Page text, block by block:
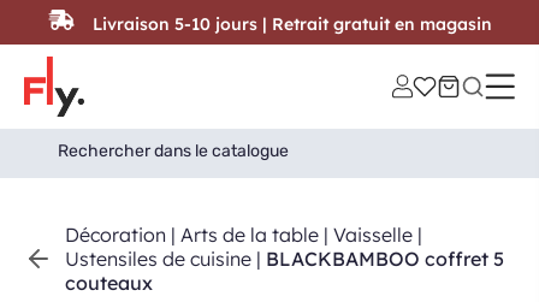
Passer au contenu
Search
for:
Search Button
Décoration | Arts de la table | Vaisselle |
Ustensiles de cuisine | BLACKBAMBOO coffret 5
couteaux
Livraison 5-10 jours | Retrait gratuit en magasin